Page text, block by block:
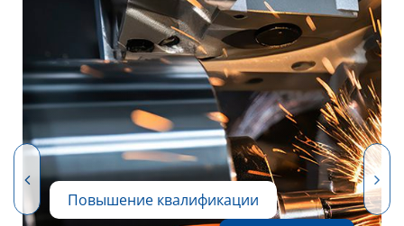
Повышение квалификации